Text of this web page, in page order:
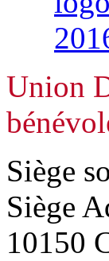
Union
Siège
Siège
10150